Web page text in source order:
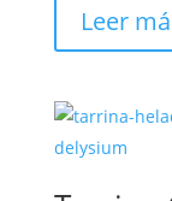
Leer